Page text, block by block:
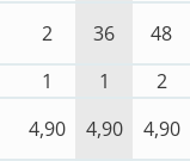
2 36
48
1 1
2
4,90 4,90
4,90